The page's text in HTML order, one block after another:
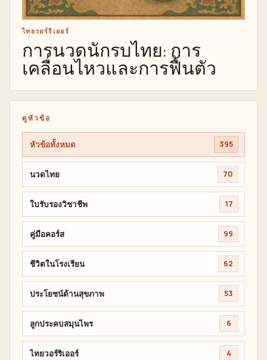
ไทยวอร์ริเออร์
การนวดนักรบไทย: การ
เคลื่อนไหวและการฟื้นตัว
ดูหัวข้อ
หัวข้อทั้งหมด 395
นวดไทย 70
ใบรับรองวิชาชีพ 17
คู่มือคอร์ส 99
ชีวิตในโรงเรียน 62
ประโยชน์ด้านสุขภาพ 53
ลูกประคบสมุนไพร 6
ไทยวอร์ริเออร์ 4